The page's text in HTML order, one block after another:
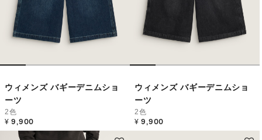
ウィメンズ バギーデニムショ
ーツ
2色
¥ 9,900
ウィメンズ バギーデニムショ
ーツ
2色
¥ 9,900